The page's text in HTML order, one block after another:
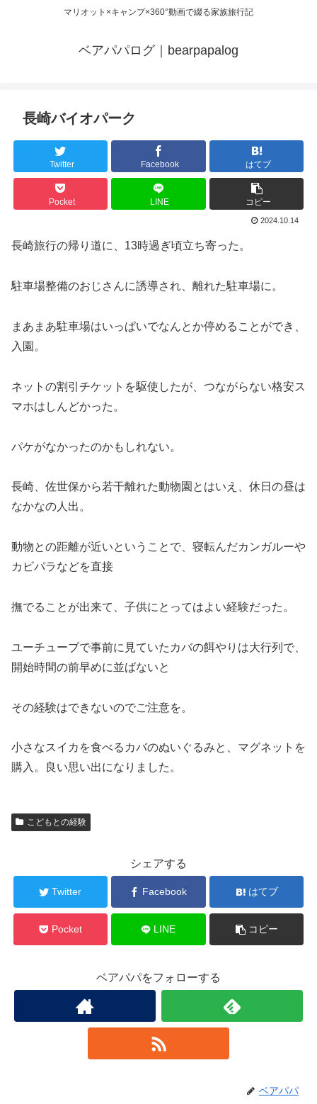
マリオット×キャンプ×360°動画で綴る家族旅行記
ベアパパログ｜bearpapalog
長崎バイオパーク
Twitter Facebook はてブ
Pocket LINE コピー
2024.10.14
長崎旅行の帰り道に、13時過ぎ頃立ち寄った。
駐車場整備のおじさんに誘導され、離れた駐車場に。
まあまあ駐車場はいっぱいでなんとか停めることができ、
入園。
ネットの割引チケットを駆使したが、つながらない格安ス
マホはしんどかった。
パケがなかったのかもしれない。
長崎、佐世保から若干離れた動物園とはいえ、休日の昼は
なかなの人出。
動物との距離が近いということで、寝転んだカンガルーや
カビパラなどを直接
撫でることが出来て、子供にとってはよい経験だった。
ユーチューブで事前に見ていたカバの餌やりは大行列で、
開始時間の前早めに並ばないと
その経験はできないのでご注意を。
小さなスイカを食べるカバのぬいぐるみと、マグネットを
購入。良い思い出になりました。
こどもとの経験
シェアする
Twitter Facebook はてブ
Pocket LINE コピー
ベアパパをフォローする
ベアパパ